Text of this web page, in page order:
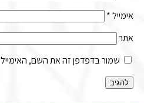
אימייל*
אתר
שמור בדפדפן זה את השם,